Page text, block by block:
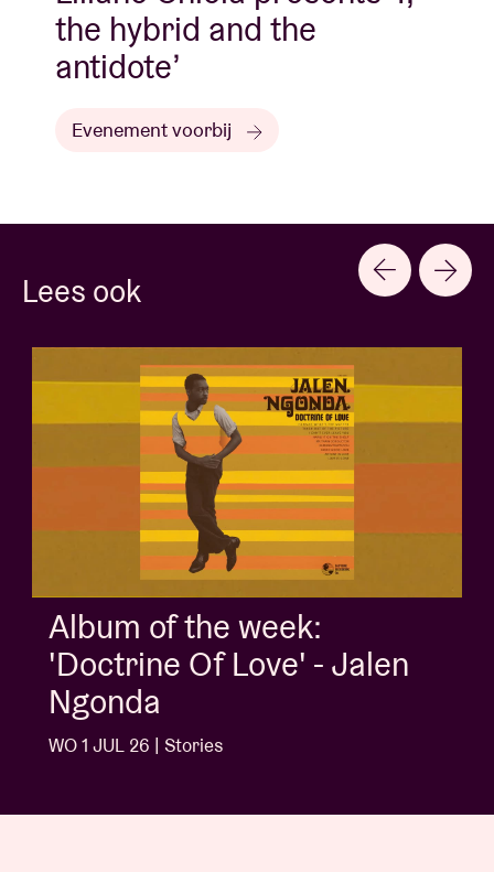
the hybrid and the
antidote’
Evenement voorbij
Lees ook
Album of the week:
'Doctrine Of Love' - Jalen
Ngonda
WO 1 JUL 26 | Stories